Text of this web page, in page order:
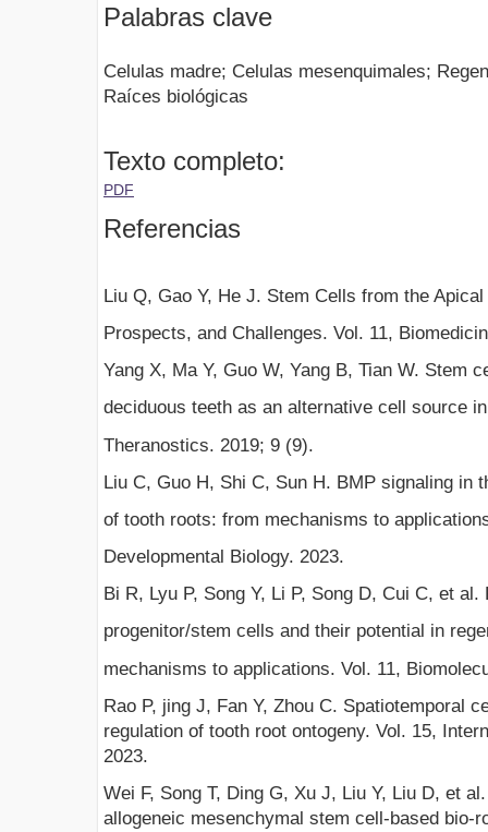
Palabras clave
Celulas madre; Celulas mesenquimales;
Raíces biológicas
Texto completo:
PDF
Referencias
Liu Q, Gao Y, He J. Stem Cells from the
Prospects, and Challenges. Vol. 11,
Yang X, Ma Y, Guo W, Yang B, Tian W. Stem
deciduous teeth as an alternative cell source
Theranostics. 2019; 9 (9).
Liu C, Guo H, Shi C, Sun H. BMP signaling in
of tooth roots: from mechanisms to
Developmental Biology. 2023.
Bi R, Lyu P, Song Y, Li P, Song D, Cui C, et
progenitor/stem cells and their potential in
mechanisms to applications. Vol. 11,
Rao P, jing J, Fan Y, Zhou C. Spatiotemporal
regulation of tooth root ontogeny. Vol. 15,
2023.
Wei F, Song T, Ding G, Xu J, Liu Y, Liu D, et
allogeneic mesenchymal stem cell-based bio-